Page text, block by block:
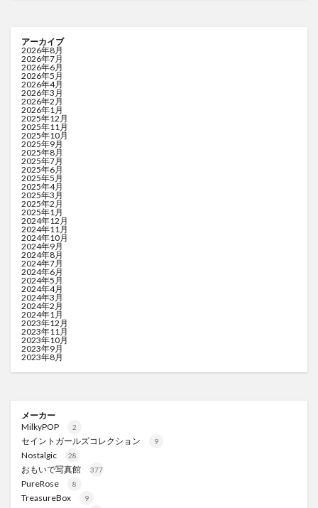
アーカイブ
2026年8月
2026年7月
2026年6月
2026年5月
2026年4月
2026年3月
2026年2月
2026年1月
2025年12月
2025年11月
2025年10月
2025年9月
2025年8月
2025年7月
2025年6月
2025年5月
2025年4月
2025年3月
2025年2月
2025年1月
2024年12月
2024年11月
2024年10月
2024年9月
2024年8月
2024年7月
2024年6月
2024年5月
2024年4月
2024年3月
2024年2月
2024年1月
2023年12月
2023年11月
2023年10月
2023年9月
2023年8月
メーカー
MilkyPOP
2
セイントガールズコレクション 9
Nostalgic 28
おもいで写真館 377
PureRose 8
TreasureBox 9